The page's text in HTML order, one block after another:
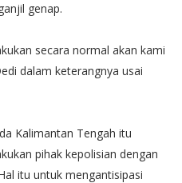
genap.
secara normal akan kami
dalam keterangnya usai
Kalimantan Tengah itu
pihak kepolisian dengan
itu untuk mengantisipasi